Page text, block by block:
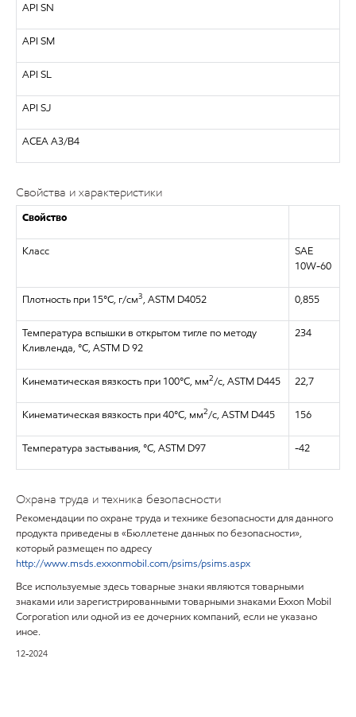
API SN
API SM
API SL
API SJ
ACEA A3/B4
Свойства и характеристики
Свойство
Класс
SAE
10W-60
Плотность при 15°C, г/см3, ASTM D4052 0,855
Температура вспышки в открытом тигле по методу
Кливленда, °C, ASTM D 92
234
Кинематическая вязкость при 100°C, мм2/с, ASTM D445 22,7
Кинематическая вязкость при 40°C, мм2/с, ASTM D445 156
Температура застывания, °C, ASTM D97 -42
Охрана труда и техника безопасности
Рекомендации по охране труда и технике безопасности для данного
продукта приведены в «Бюллетене данных по безопасности»,
который размещен по адресу
http://www.msds.exxonmobil.com/psims/psims.aspx
Все используемые здесь товарные знаки являются товарными
знаками или зарегистрированными товарными знаками Exxon Mobil
Corporation или одной из ее дочерних компаний, если не указано
иное.
12-2024